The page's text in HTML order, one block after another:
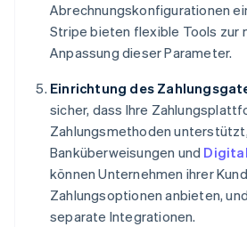
Abrechnungskonfigurationen
Stripe bieten flexible Tools zur
Anpassung dieser Parameter.
Einrichtung des
sicher, dass Ihre
Zahlungsmethoden
Banküberweisungen und
können Unternehmen ihrer
Zahlungsoptionen anbieten,
separate Integrationen.